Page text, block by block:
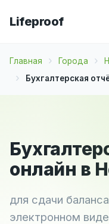
Lifeproof
Главная Города
Бухгалтерская
онлайн в
для сдачи
электронном виде